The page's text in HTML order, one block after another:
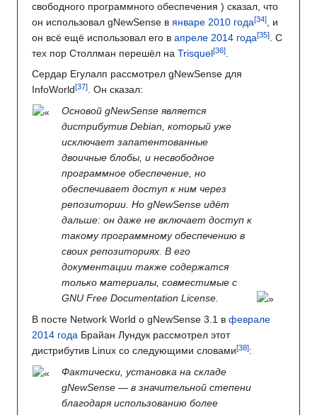
свободного программного обеспечения ) сказал, что
он использовал gNewSense в январе 2010 года
, и
он всё ещё использовал его в апреле 2014 года
. С
тех пор Столлман перешёл на Trisquel
.
Сердар Егулалп рассмотрел gNewSense для
InfoWorld
. Он сказал:
Основой gNewSense является
дистрибутив Debian, который уже
исключает запатентованные
двоичные блобы, и несвободное
программное обеспечение, но
обеспечивает доступ к ним через
репозитории. Но gNewSense идёт
дальше: он даже не включает доступ к
такому программному обеспечению в
своих репозиториях. В его
документации также содержатся
только материалы, совместимые с
GNU Free Documentation License.
В посте Network World о gNewSense 3.1 в феврале
2014 года Брайан Лундук рассмотрел этот
дистрибутив Linux со следующими словами
:
Фактически, установка на складе
gNewSense — в значительной степени
благодаря использованию более